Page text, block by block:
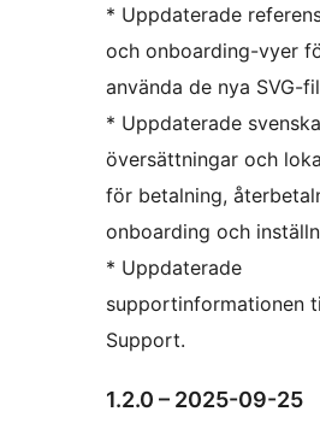
* Uppdaterade
och onboarding-vyer
använda de nya SVG-
* Uppdaterade svenska
översättningar och
för betalning,
onboarding och
* Uppdaterade
supportinformationen
Support.
1.2.0 – 2025-09-25